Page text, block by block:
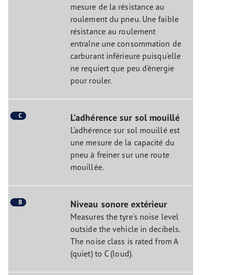
mesure de la résistance au
roulement du pneu. Une faible
résistance au roulement
entraîne une consommation de
carburant inférieure puisqu'elle
ne requiert que peu d'énergie
pour rouler.
C L'adhérence sur sol mouillé
L’adhérence sur sol mouillé est
une mesure de la capacité du
pneu à freiner sur une route
mouillée.
B Niveau sonore extérieur
Measures the tyre's noise level
outside the vehicle in decibels.
The noise class is rated from A
(quiet) to C (loud).